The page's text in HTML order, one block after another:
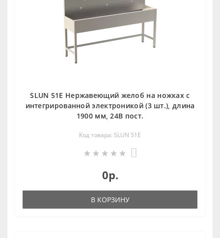
SLUN 51E Нержавеющий желоб на ножках с
интегрированной электроникой (3 шт.), длина
1900 мм, 24В пост.
Код товара: SLUN 51E
0р.
В КОРЗИНУ